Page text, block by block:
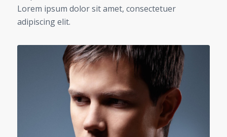
Lorem ipsum dolor sit amet, consectetuer
adipiscing elit.